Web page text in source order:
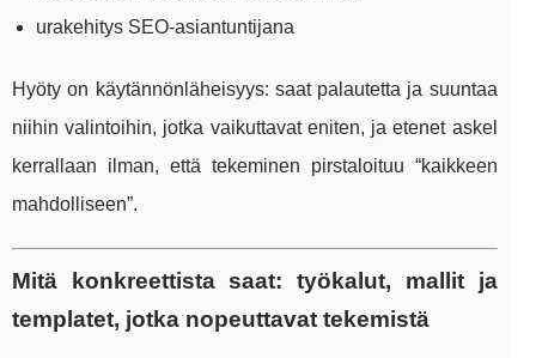
urakehitys SEO-asiantuntijana
Hyöty on käytännönläheisyys: saat palautetta ja suuntaa
niihin valintoihin, jotka vaikuttavat eniten, ja etenet askel
kerrallaan ilman, että tekeminen pirstaloituu “kaikkeen
mahdolliseen”.
Mitä konkreettista saat: työkalut, mallit ja
templatet, jotka nopeuttavat tekemistä